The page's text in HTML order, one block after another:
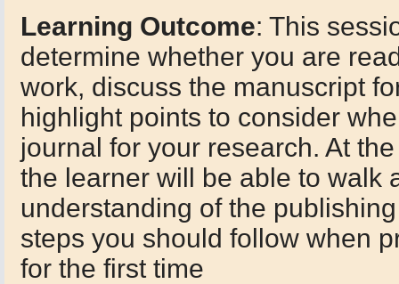
Learning Outcome: This
determine whether you are
work, discuss the manuscript
highlight points to consider
journal for your research. At
the learner will be able to walk
understanding of the
steps you should follow when
for the first time